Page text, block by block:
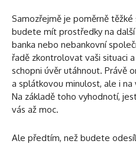
Samozřejmě je poměrně
budete mít prostředky na
banka nebo nebankovní
řadě zkontrolovat vaši situaci
schopni úvěr utáhnout. Právě
a splátkovou minulost, ale i na
Na základě toho vyhodnotí,
vás až moc.
Ale předtím, než budete